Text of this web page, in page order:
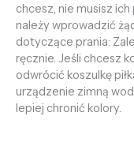
chcesz, nie musisz
należy wprowadzić
dotyczące prania:
ręcznie. Jeśli chcesz
odwrócić koszulkę
urządzenie zimną
lepiej chronić kolory.